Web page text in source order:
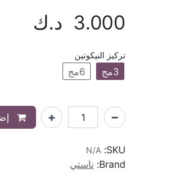
3.000 د.ك
تركيز النيكوتين
3مج 6مج
SKU:
N/A
Brand: ناستي